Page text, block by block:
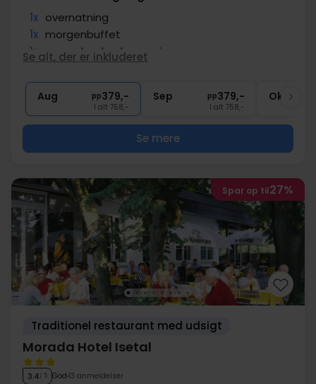
1x overnatning
1x morgenbuffet
1x spændende ølsmagning
∞ Gratis internet
Se alt, der er inkluderet
Aug pp379,-
I alt 758,-
Sep pp379,-
I alt 758,-
Okt
Se mere
Spar op til27%
Traditionel restaurant med udsigt
Morada Hotel Isetal
3.4/ 5 God 13 anmeldelser